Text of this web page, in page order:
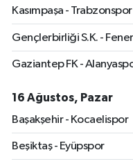
Kasımpaşa - Trabzonspor
Gençlerbirliği S.K. -
Gaziantep FK -
16 Ağustos, Pazar
Başakşehir - Kocaelispor
Beşiktaş - Eyüpspor